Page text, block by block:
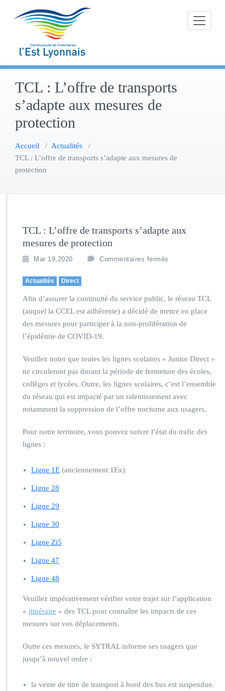
TCL : L’offre de transports
s’adapte aux mesures de
protection
Accueil / Actualités /
TCL : L’offre de transports s’adapte aux mesures de
protection
TCL : L’offre de transports s’adapte aux
mesures de protection
Mar 19,2020 Commentaires fermés
Actualités Direct
Afin d’assurer la continuité du service public, le réseau TCL
(auquel la CCEL est adhérente) a décidé de mettre en place
des mesures pour participer à la non-prolifération de
l’épidémie de COVID-19.
Veuillez noter que toutes les lignes scolaires « Junior Direct »
ne circuleront pas durant la période de fermeture des écoles,
collèges et lycées. Outre, les lignes scolaires, c’est l’ensemble
du réseau qui est impacté par un ralentissement avec
notamment la suppression de l’offre nocturne aux usagers.
Pour notre territoire, vous pouvez suivre l’état du trafic des
lignes :
Ligne 1E (anciennement 1Ex)
Ligne 28
Ligne 29
Ligne 30
Ligne Zi5
Ligne 47
Ligne 48
Veuillez impérativement vérifier votre trajet sur l’application
« itinéraire » des TCL pour connaître les impacts de ces
mesures sur vos déplacements.
Outre ces mesures, le SYTRAL informe ses usagers que
jusqu’à nouvel ordre :
la vente de titre de transport à bord des bus est suspendue.